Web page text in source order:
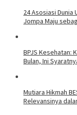
24 Asosiasi Dunia
Jompa Maju
BPJS Kesehatan:
Bulan, Ini
Mutiara Hikmah
Relevansinya